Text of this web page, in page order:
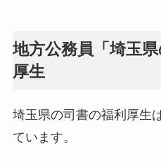
地方公務員「埼玉
厚生
埼玉県の司書の福利厚生
ています。